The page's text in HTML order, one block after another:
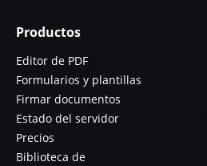
Productos
Editor de PDF
Formularios y plantillas
Firmar documentos
Estado del servidor
Precios
Biblioteca de